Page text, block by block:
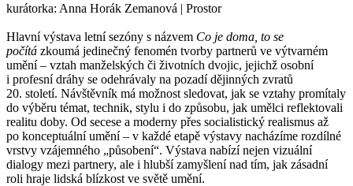
kurátorka: Anna Horák Zemanová | Prostor
Hlavní výstava letní sezóny s názvem Co je doma, to se
počítá zkoumá jedinečný fenomén tvorby partnerů ve výtvarném
umění – vztah manželských či životních dvojic, jejichž osobní
i profesní dráhy se odehrávaly na pozadí dějinných zvratů
20. století. Návštěvník má možnost sledovat, jak se vztahy promítaly
do výběru témat, technik, stylu i do způsobu, jak umělci reflektovali
realitu doby. Od secese a moderny přes socialistický realismus až
po konceptuální umění – v každé etapě výstavy nacházíme rozdílné
vrstvy vzájemného „působení“. Výstava nabízí nejen vizuální
dialogy mezi partnery, ale i hlubší zamyšlení nad tím, jak zásadní
roli hraje lidská blízkost ve světě umění.